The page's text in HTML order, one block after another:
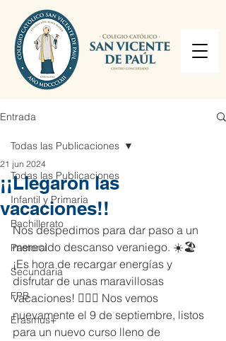
Entrada
Todas las Publicaciones
Infantil y Primaria
Bachillerato
Pastoral
Secundaria
FPB
Erasmus+
Todas las Publicaciones
¡¡Llegaron las
vacaciones!!
21 jun 2024
Nos despedimos para dar paso a un
merecido descanso veraniego. ☀️🏖️
¡Es hora de recargar energías y
disfrutar de unas maravillosas
vacaciones! 🏄‍♂️🌸 Nos vemos
nuevamente el 9 de septiembre, listos
para un nuevo curso lleno de